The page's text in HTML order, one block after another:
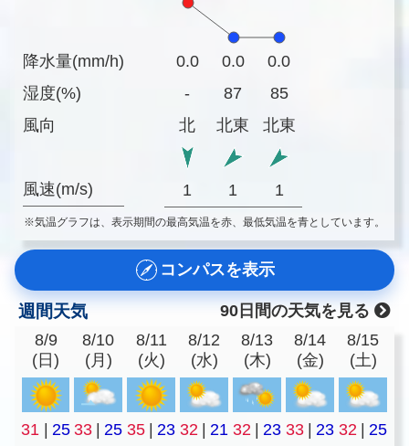
降水量(mm/h)
湿度(%)
風向
風速(m/s)
0.0 0.0
0.0
-
87
85
北
北東 北東
1 1 1
※気温グラフは、表示期間の最高気温を赤、最低気温を青としています。
コンパスを表示
週間天気
90日間の天気を見る
8/9
(日)
8/10
(月)
8/11
(火)
8/12
(水)
8/13
(木)
8/14
(金)
8/15
(土)
31 | 25 33 | 25 35 | 23 32 | 21 32 | 23 33 | 23 32 | 25